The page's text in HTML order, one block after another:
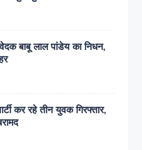
बाबू लाल पांडेय का निधन,
कर रहे तीन युवक गिरफ्तार,